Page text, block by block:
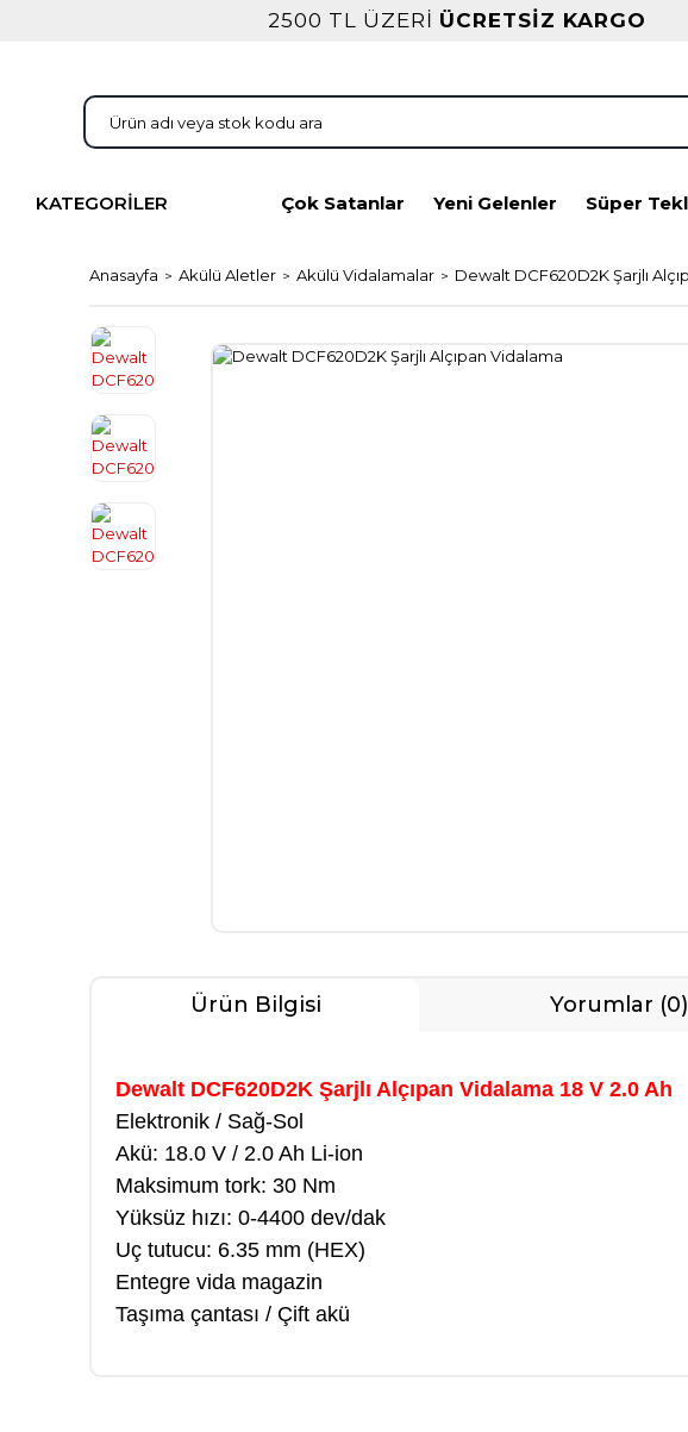
2500 TL ÜZERİ ÜCRETSİZ KARGO
KATEGORİLER Çok Satanlar Yeni Gelenler Süper
Anasayfa Akülü Aletler Akülü Vidalamalar Dewalt DCF620D2K Şarjlı
Ürün Bilgisi Yorumlar (0)
Dewalt DCF620D2K Şarjlı Alçıpan Vidalama 18 V 2.0 Ah
Elektronik / Sağ-Sol
Akü: 18.0 V / 2.0 Ah Li-ion
Maksimum tork: 30 Nm
Yüksüz hızı: 0-4400 dev/dak
Uç tutucu: 6.35 mm (HEX)
Entegre vida magazin
Taşıma çantası / Çift akü